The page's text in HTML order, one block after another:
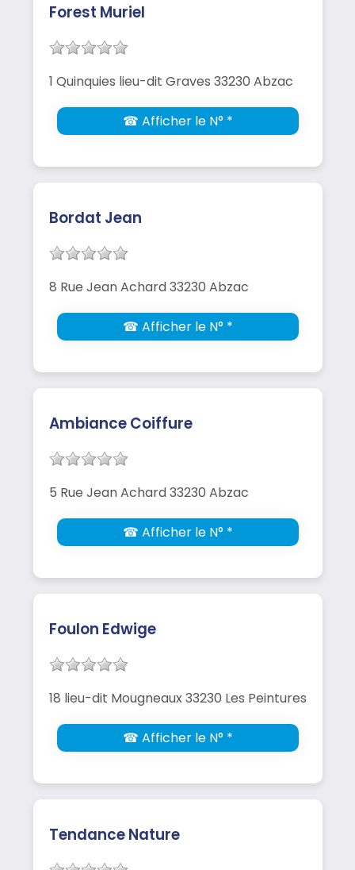
Forest Muriel
1 Quinquies lieu-dit Graves 33230 Abzac
☎ Afficher le N° *
Bordat Jean
8 Rue Jean Achard 33230 Abzac
☎ Afficher le N° *
Ambiance Coiffure
5 Rue Jean Achard 33230 Abzac
☎ Afficher le N° *
Foulon Edwige
18 lieu-dit Mougneaux 33230 Les Peintures
☎ Afficher le N° *
Tendance Nature